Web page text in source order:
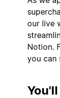
our live
Notion.
you can